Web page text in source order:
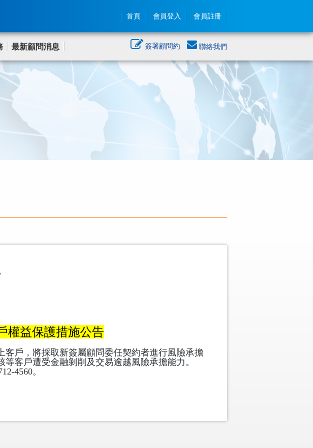
首頁 會員登入 會員註冊
最新顧問消息 簽署顧問約 聯絡我們
權益保護措施公告
客戶，將採取新簽屬顧問委任契約者進行風險承擔
客戶遭受金融剝削及交易逾越風險承擔能力。
4560。